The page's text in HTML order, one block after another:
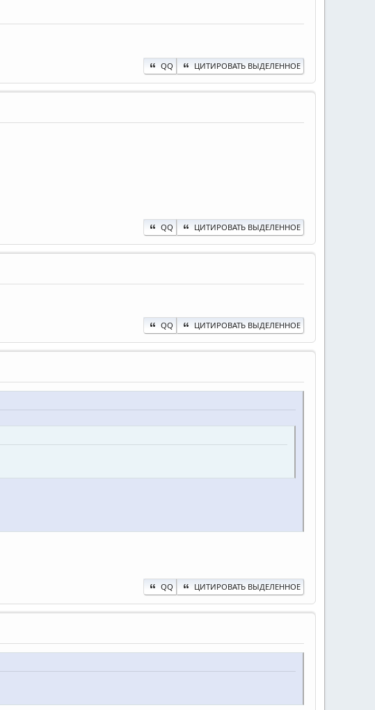
QQ ЦИТИРОВАТЬ ВЫДЕЛЕННОЕ
QQ ЦИТИРОВАТЬ ВЫДЕЛЕННОЕ
QQ ЦИТИРОВАТЬ ВЫДЕЛЕННОЕ
QQ ЦИТИРОВАТЬ ВЫДЕЛЕННОЕ